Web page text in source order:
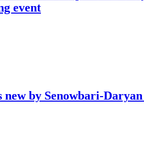
event
new by Senowbari-